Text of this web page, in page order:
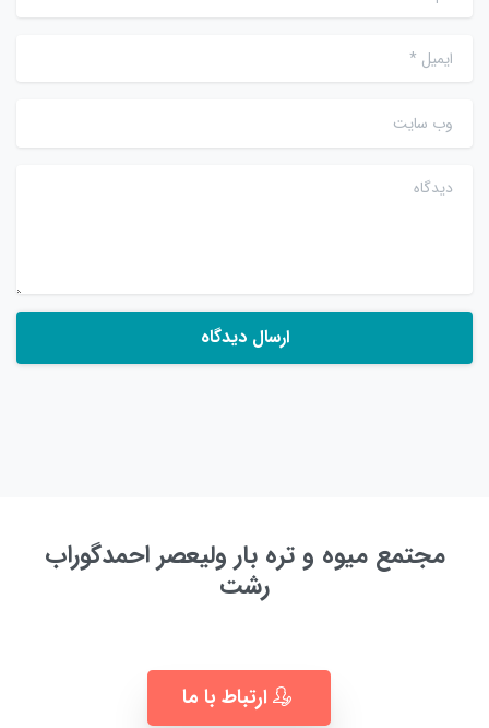
ایمیل *
وب سایت
دیدگاه
مجتمع میوه و تره بار ولیعصر احمدگوراب
رشت
ارتباط با ما